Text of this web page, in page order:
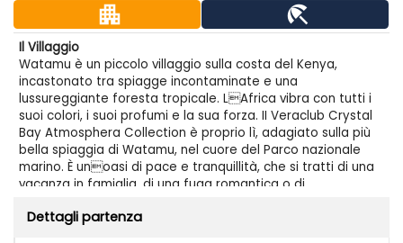
apartment beach_access
Il Villaggio
Watamu è un piccolo villaggio sulla costa del Kenya,
incastonato tra spiagge incontaminate e una
lussureggiante foresta tropicale. LAfrica vibra con tutti i
suoi colori, i suoi profumi e la sua forza. II Veraclub Crystal
Bay Atmosphera Collection è proprio lì, adagiato sulla più
bella spiaggia di Watamu, nel cuore del Parco nazionale
marino. È unoasi di pace e tranquillità, che si tratti di una
vacanza in famiglia, di una fuga romantica o di
naturale di straordinaria bellezza, è composto da due aree
Dettagli partenza